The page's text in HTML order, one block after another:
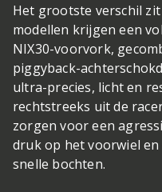
Het grootste verschil
modellen krijgen een
NIX30-voorvork,
piggyback-
ultra-precies, licht en
rechtstreeks uit de
zorgen voor een
druk op het voorwiel
snelle bochten.